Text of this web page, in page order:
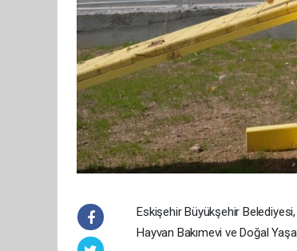
Eskişehir Büyükşehir Belediyesi,
Hayvan Bakımevi ve Doğal